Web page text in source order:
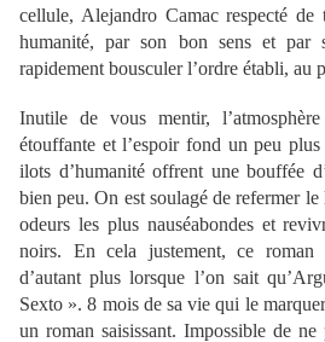
cellule, Alejandro Camac respecté
humanité, par son bon sens et par
rapidement bousculer l’ordre établi, au
Inutile de vous mentir,
étouffante et l’espoir fond un peu
ilots d’humanité offrent une bouffée
bien peu. On est soulagé de refermer
odeurs les plus nauséabondes et
noirs. En cela justement, ce roman
d’autant plus lorsque l’on sait
Sexto ». 8 mois de sa vie qui le
un roman saisissant. Impossible de ne